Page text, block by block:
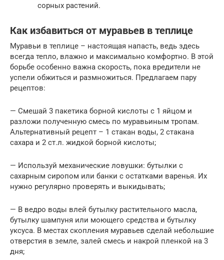
сорных растений.
Как избавиться от муравьев в теплице
Муравьи в теплице – настоящая напасть, ведь здесь
всегда тепло, влажно и максимально комфортно. В этой
борьбе особенно важна скорость, пока вредители не
успели обжиться и размножиться. Предлагаем пару
рецептов:
— Смешай 3 пакетика борной кислоты с 1 яйцом и
разложи полученную смесь по муравьиным тропам.
Альтернативный рецепт – 1 стакан воды, 2 стакана
сахара и 2 ст.л. жидкой борной кислоты;
— Используй механические ловушки: бутылки с
сахарным сиропом или банки с остатками варенья. Их
нужно регулярно проверять и выкидывать;
— В ведро воды влей бутылку растительного масла,
бутылку шампуня или моющего средства и бутылку
уксуса. В местах скопления муравьев сделай небольшие
отверстия в земле, залей смесь и накрой пленкой на 3
дня;